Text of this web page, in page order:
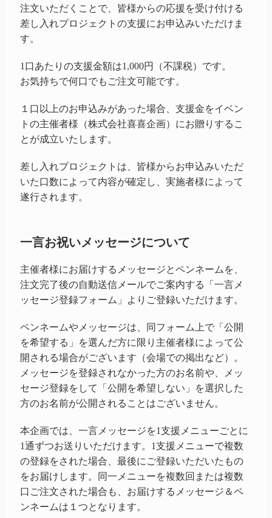
注文いただくことで、皆様からの応援を受け付ける
差し入れプロジェクトの支援にお申込みいただけま
す。
1口あたりの支援金額は1,000円（不課税）です。
お気持ちで何口でもご注文可能です。
１口以上のお申込みがあった場合、支援金をイベン
トの主催者様（株式会社喜喜企画）にお贈りするこ
とが成立いたします。
差し入れプロジェクトは、皆様からお申込みいただ
いた口数によって内容が確定し、実施者様によって
遂行されます。
一言お祝いメッセージについて
主催者様にお届けするメッセージとペンネームを、
注文完了後の自動送信メールでご案内する「一言メ
ッセージ登録フォーム」よりご登録いただけます。
ペンネームやメッセージは、同フォーム上で「公開
を希望する」を選んだ方に限り主催者様によって公
開される場合がございます（会場での掲出など）。
メッセージを登録されなかった方のお名前や、メッ
セージ登録をして「公開を希望しない」を選択した
方のお名前が公開されることはございません。
本企画では、一言メッセージを1支援メニューごとに
1通ずつお送りいただけます。1支援メニューで複数
の登録をされた場合、最後にご登録いただいたもの
をお届けします。同一メニューを複数回または複数
口ご注文された場合も、お届けするメッセージ＆ペ
ンネームは１つとなります。